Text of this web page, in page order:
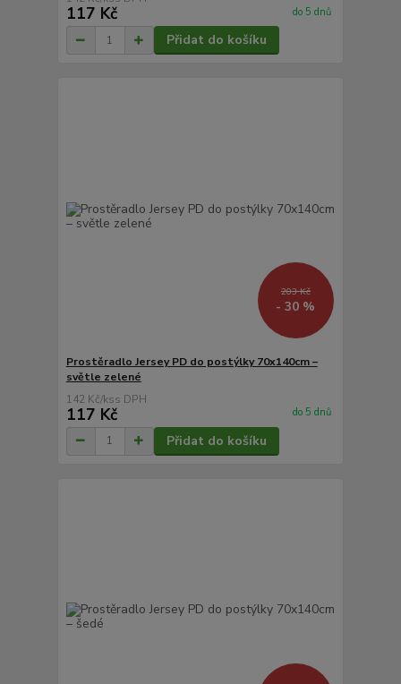
117 Kč do 5 dnů
Přidat do košíku
203 Kč
- 30 %
Prostěradlo Jersey PD do postýlky 70x140cm –
světle zelené
142 Kč/ks
117 Kč do 5 dnů
Přidat do košíku